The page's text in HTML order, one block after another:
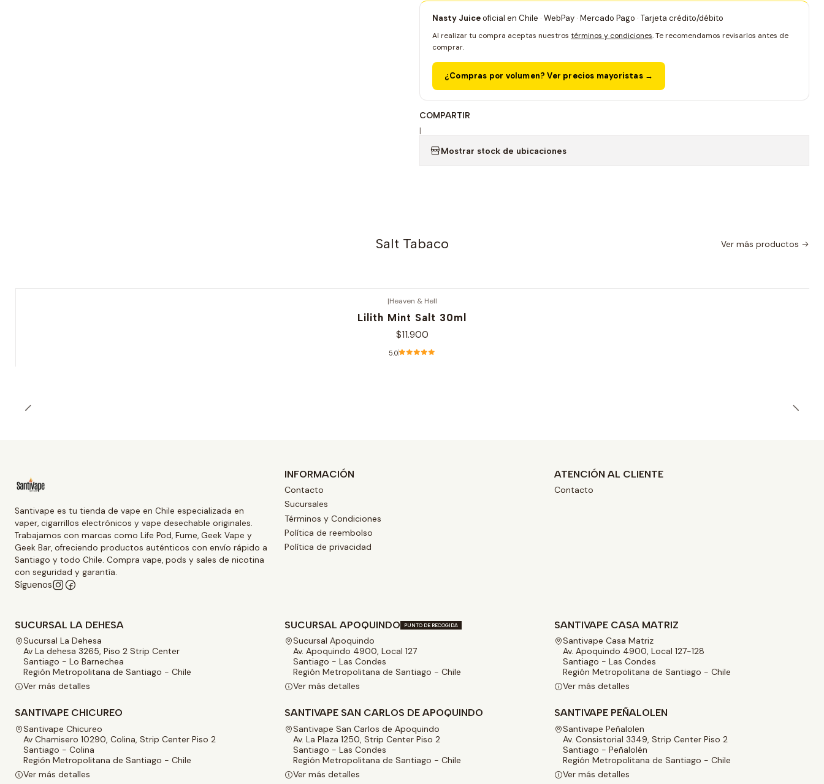
Nasty Juiceoficial en Chile · WebPay · Mercado Pago · Tarjeta crédito/débito
Al realizar tu compra aceptas nuestros términos y condiciones. Te recomendamos revisarlos antes de
comprar.
¿Compras por volumen? Ver precios mayoristas →
COMPARTIR
|
Mostrar stock de ubicaciones
Salt Tabaco Ver más productos
|Heaven & Hell
Lilith Mint Salt 30ml
$11.900
5.0
Santivape es tu tienda de vape en Chile especializada en
vaper, cigarrillos electrónicos y vape desechable originales.
Trabajamos con marcas como Life Pod, Fume, Geek Vape y
Geek Bar, ofreciendo productos auténticos con envío rápido a
Santiago y todo Chile. Compra vape, pods y sales de nicotina
con seguridad y garantía.
Síguenos
INFORMACIÓN
Contacto
Sucursales
Términos y Condiciones
Política de reembolso
Política de privacidad
ATENCIÓN AL CLIENTE
Contacto
SUCURSAL LA DEHESA
Sucursal La Dehesa
Av La dehesa 3265, Piso 2 Strip Center
Santiago - Lo Barnechea
Región Metropolitana de Santiago - Chile
Ver más detalles
SUCURSAL APOQUINDO PUNTO DE RECOGIDA
Sucursal Apoquindo
Av. Apoquindo 4900, Local 127
Santiago - Las Condes
Región Metropolitana de Santiago - Chile
Ver más detalles
SANTIVAPE CASA MATRIZ
Santivape Casa Matriz
Av. Apoquindo 4900, Local 127-128
Santiago - Las Condes
Región Metropolitana de Santiago - Chile
Ver más detalles
SANTIVAPE CHICUREO
Santivape Chicureo
Av Chamisero 10290, Colina, Strip Center Piso 2
Santiago - Colina
Región Metropolitana de Santiago - Chile
Ver más detalles
SANTIVAPE SAN CARLOS DE APOQUINDO
Santivape San Carlos de Apoquindo
Av. La Plaza 1250, Strip Center Piso 2
Santiago - Las Condes
Región Metropolitana de Santiago - Chile
Ver más detalles
SANTIVAPE PEÑALOLEN
Santivape Peñalolen
Av. Consistorial 3349, Strip Center Piso 2
Santiago - Peñalolén
Región Metropolitana de Santiago - Chile
Ver más detalles